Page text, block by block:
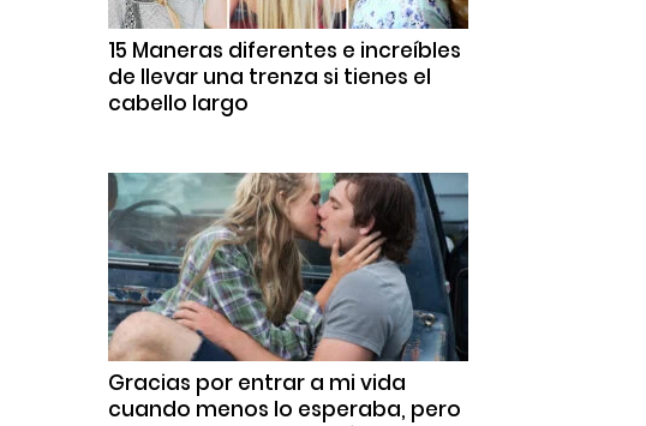
15 Maneras diferentes e increíbles
de llevar una trenza si tienes el
cabello largo
Gracias por entrar a mi vida
cuando menos lo esperaba, pero